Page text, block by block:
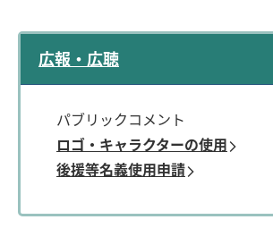
広報・広聴
パブリックコメント
ロゴ・キャラクターの使用
後援等名義使用申請